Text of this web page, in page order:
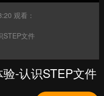
观看：
STEP文件
-认识STEP文件